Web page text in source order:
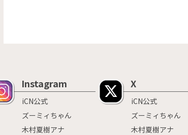
Instagram
iCN公式
ズーミィちゃん
木村夏樹アナ
X
iCN公式
ズーミィちゃん
木村夏樹アナ